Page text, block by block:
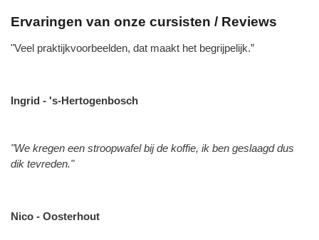
Ervaringen van onze cursisten / Reviews
"Veel praktijkvoorbeelden, dat maakt het begrijpelijk.”
Ingrid - 's-Hertogenbosch
"We kregen een stroopwafel bij de koffie, ik ben geslaagd dus
dik tevreden."
Nico - Oosterhout